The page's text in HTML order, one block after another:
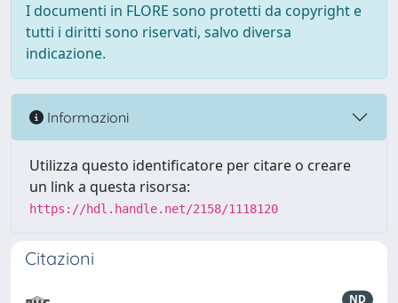
I documenti in FLORE sono protetti da copyright e
tutti i diritti sono riservati, salvo diversa
indicazione.
Informazioni
Utilizza questo identificatore per citare o creare
un link a questa risorsa:
https://hdl.handle.net/2158/1118120
Citazioni
ND